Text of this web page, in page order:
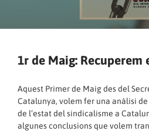
1r de Maig: Recuperem
Aquest Primer de Maig des del
Catalunya, volem fer una anàlisi
de l’estat del sindicalisme a
algunes conclusions que volem